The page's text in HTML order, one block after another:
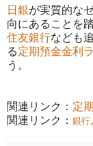
日銀が実質的な
向にあることを
住友銀行なども
る定期預金金利
う。
関連リンク： 定
関連リンク： 銀行